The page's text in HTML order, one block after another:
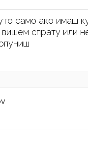
само ако имаш
спрату или